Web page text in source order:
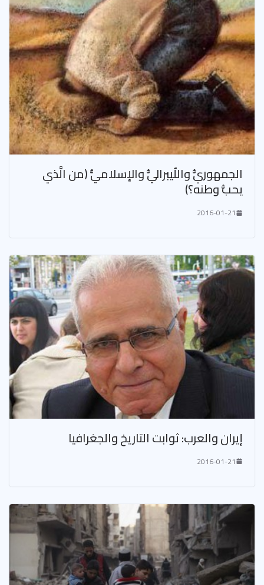
الجمهوريُّ واللّيبراليُّ والإسلاميُّ (من الَّذي
يحبُّ وطنه؟)
2016-01-21
إيران والعرب‪:‬ ثوابت التاريخ والجغرافيا
2016-01-21